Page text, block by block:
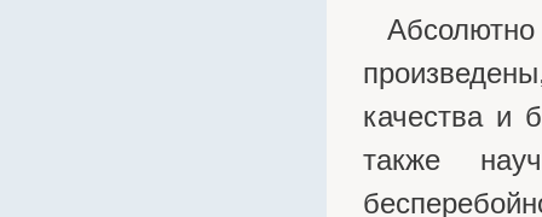
качества и
также